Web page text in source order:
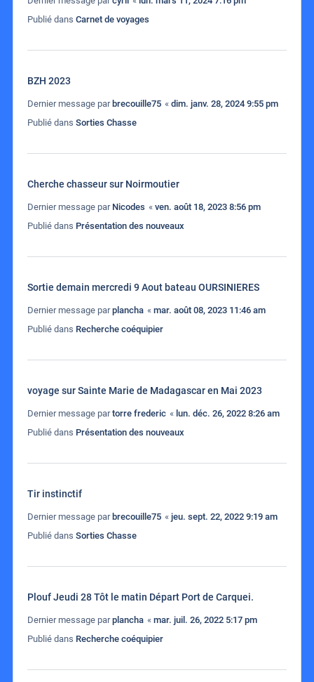
Publié dans Carnet de voyages
BZH 2023
Dernier message par brecouille75 « dim. janv. 28, 2024 9:55 pm
Publié dans Sorties Chasse
Cherche chasseur sur Noirmoutier
Dernier message par Nicodes « ven. août 18, 2023 8:56 pm
Publié dans Présentation des nouveaux
Sortie demain mercredi 9 Aout bateau OURSINIERES
Dernier message parplancha « mar. août 08, 2023 11:46 am
Publié dans Recherche coéquipier
voyage sur Sainte Marie de Madagascar en Mai 2023
Dernier message partorre frederic « lun. déc. 26, 2022 8:26 am
Publié dans Présentation des nouveaux
Tir instinctif
Dernier message par brecouille75 « jeu. sept. 22, 2022 9:19 am
Publié dans Sorties Chasse
Plouf Jeudi 28 Tôt le matin Départ Port de Carquei.
Dernier message parplancha « mar. juil. 26, 2022 5:17 pm
Publié dans Recherche coéquipier